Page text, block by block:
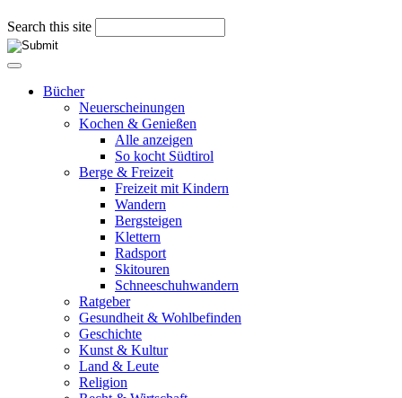
Search this site
Bücher
Neuerscheinungen
Kochen & Genießen
Alle anzeigen
So kocht Südtirol
Berge & Freizeit
Freizeit mit Kindern
Wandern
Bergsteigen
Klettern
Radsport
Skitouren
Schneeschuhwandern
Ratgeber
Gesundheit & Wohlbefinden
Geschichte
Kunst & Kultur
Land & Leute
Religion